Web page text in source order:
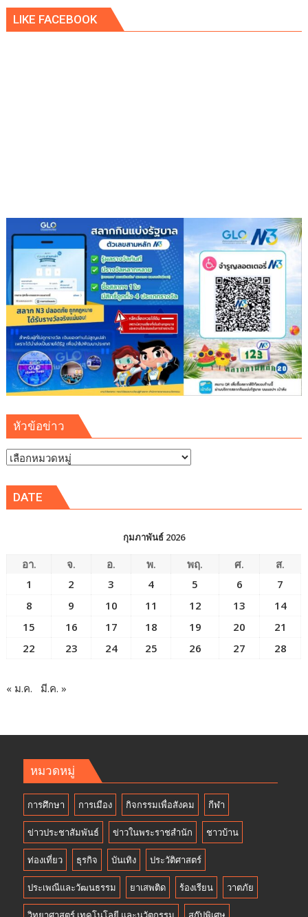
LIKE FACEBOOK
หัวข้อข่าว
หัวข้อ
DATE
กุมภาพันธ์ 2026
อา. จ. อ. พ. พฤ. ศ.
ส.
1
2 3 4 5 6
7
8
9 10 11 12 13
14
15
16 17 18 19 20
21
22
23 24 25 26 27 28
« ม.ค. มี.ค. »
หมวดหมู่
การศึกษา การเมือง กิจกรรมเพื่อสังคม กีฬา
ข่าวประชาสัมพันธ์ ข่าวในพระราชสำนัก ชาวบ้าน
ท่องเที่ยว ธุรกิจ บันเทิง ประวัติศาสตร์
ประเพณีและวัฒนธรรม ยาเสพติด ร้องเรียน วาตภัย